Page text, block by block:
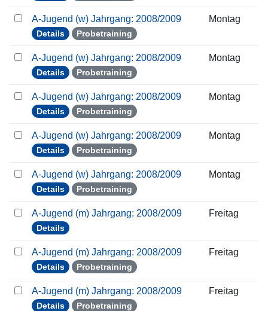
A-Jugend (w) Jahrgang: 2008/2009
Details Probetraining
Montag
A-Jugend (w) Jahrgang: 2008/2009
Details Probetraining
Montag
A-Jugend (w) Jahrgang: 2008/2009
Details Probetraining
Montag
A-Jugend (w) Jahrgang: 2008/2009
Details Probetraining
Montag
A-Jugend (w) Jahrgang: 2008/2009
Details Probetraining
Montag
A-Jugend (m) Jahrgang: 2008/2009
Details
Freitag
A-Jugend (m) Jahrgang: 2008/2009
Details Probetraining
Freitag
A-Jugend (m) Jahrgang: 2008/2009
Details Probetraining
Freitag